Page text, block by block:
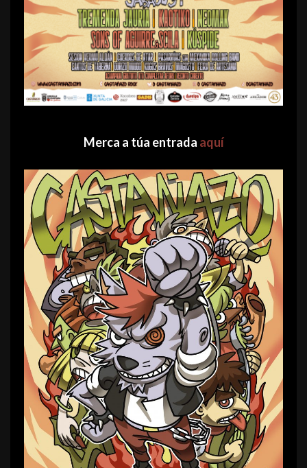
Merca a túa entrada aquí